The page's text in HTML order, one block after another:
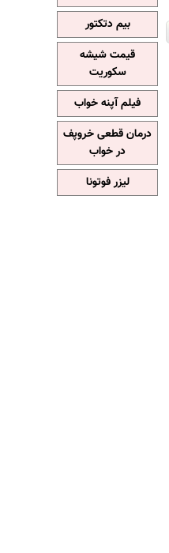
بیم دتکتور
قیمت شیشه
سکوریت
فیلم آپنه خواب
درمان قطعی خروپف
در خواب
لیزر فوتونا